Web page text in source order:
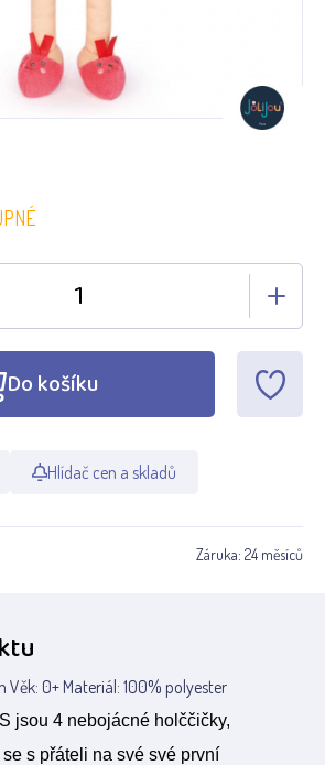
Do košíku
Hlídač cen a skladů
Záruka: 24 měsíců
Věk: 0+ Materiál: 100% polyester
jsou 4 nebojácné holččičky,
s přáteli na své své první